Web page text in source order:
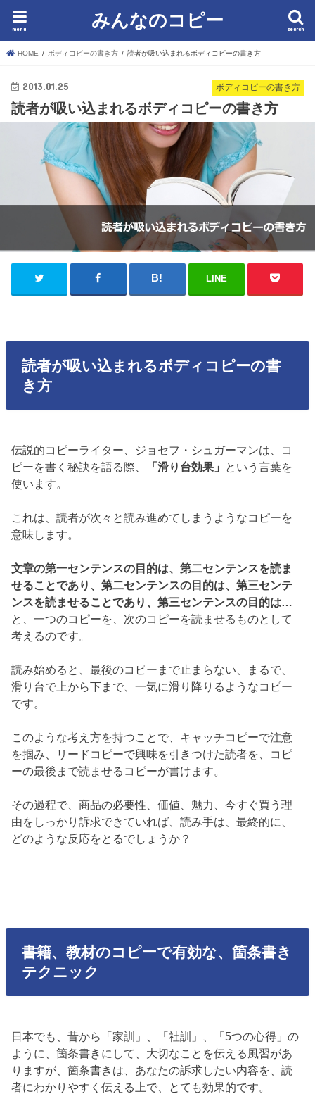
みんなのコピー search
menu
HOME ボディコピーの書き方 読者が吸い込まれるボディコピーの書き方
ボディコピーの書き方
2013.01.25
読者が吸い込まれるボディコピーの書き方
LINE
読者が吸い込まれるボディコピーの書
き方
伝説的コピーライター、ジョセフ・シュガーマンは、コ
ピーを書く秘訣を語る際、
「滑り台効果」 という言葉を
使います。
これは、読者が次々と読み進めてしまうようなコピーを
意味します。
文章の第一センテンスの目的は、第二センテンスを読ま
せることであり、第二センテンスの目的は、第三センテ
ンスを読ませることであり、第三センテンスの目的は…
と、一つのコピーを、次のコピーを読ませるものとして
考えるのです。
読み始めると、最後のコピーまで止まらない、まるで、
滑り台で上から下まで、一気に滑り降りるようなコピー
です。
このような考え方を持つことで、キャッチコピーで注意
を掴み、リードコピーで興味を引きつけた読者を、コピ
ーの最後まで読ませるコピーが書けます。
その過程で、商品の必要性、価値、魅力、今すぐ買う理
由をしっかり訴求できていれば、読み手は、最終的に、
どのような反応をとるでしょうか？
書籍、教材のコピーで有効な、箇条書き
テクニック
日本でも、昔から「家訓」、「社訓」、「5つの心得」の
ように、箇条書きにして、大切なことを伝える風習があ
りますが、箇条書きは、あなたの訴求したい内容を、読
者にわかりやすく伝える上で、とても効果的です。